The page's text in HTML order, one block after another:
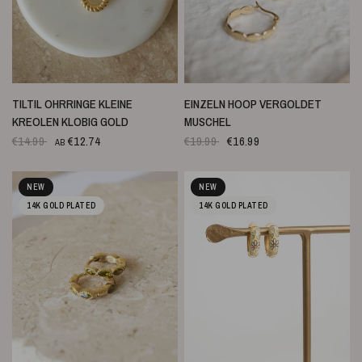
SCHNELLANSICHT
TILTIL OHRRINGE KLEINE
KREOLEN KLOBIG GOLD
€14.99
AB €12.74
SCHNELLANSICHT
EINZELN HOOP VERGOLDET
MUSCHEL
€19.99 €16.99
NEW
14K GOLD PLATED
NEW
14K GOLD PLATED